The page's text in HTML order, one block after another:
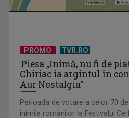
David Popovici atacă o
direct şi în ...
PROMO TVR.RO
Piesa „Inimă, nu fi de
Chiriac ia argintul în
Aur Nostalgia”
Perioada de votare a celor 70
inimile românilor la Festivalul